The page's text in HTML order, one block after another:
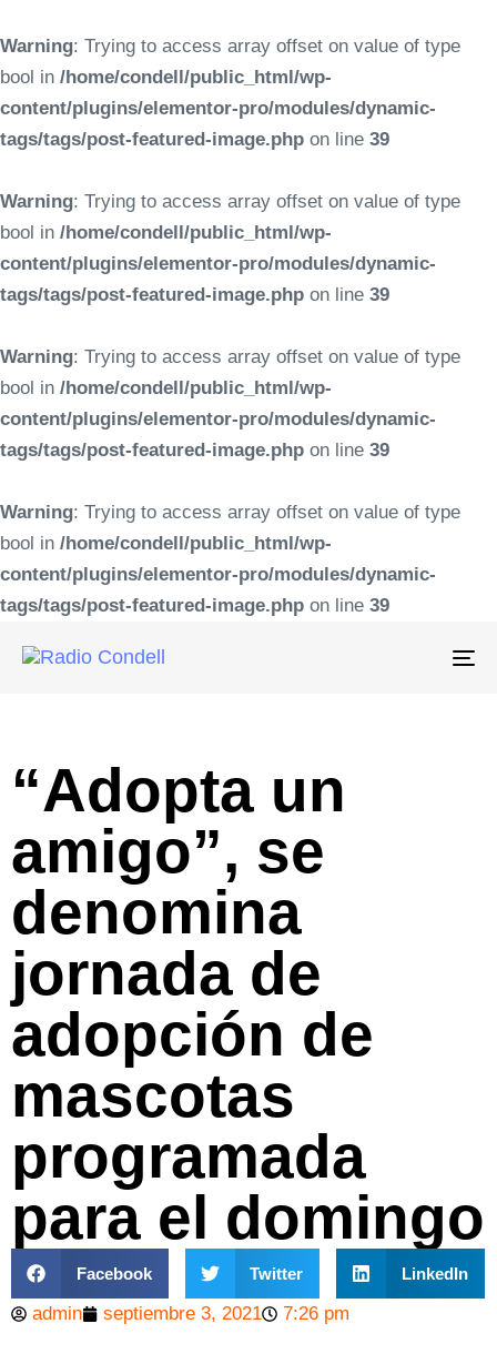
Warning: Trying to access array offset on value of type
bool in /home/condell/public_html/wp-
content/plugins/elementor-pro/modules/dynamic-
tags/tags/post-featured-image.php on line 39
Warning: Trying to access array offset on value of type
bool in /home/condell/public_html/wp-
content/plugins/elementor-pro/modules/dynamic-
tags/tags/post-featured-image.php on line 39
Warning: Trying to access array offset on value of type
bool in /home/condell/public_html/wp-
content/plugins/elementor-pro/modules/dynamic-
tags/tags/post-featured-image.php on line 39
Warning: Trying to access array offset on value of type
bool in /home/condell/public_html/wp-
content/plugins/elementor-pro/modules/dynamic-
tags/tags/post-featured-image.php on line 39
“Adopta un
amigo”, se
denomina
jornada de
adopción de
mascotas
programada
para el domingo
Facebook Twitter LinkedIn
admin septiembre 3, 2021 7:26 pm